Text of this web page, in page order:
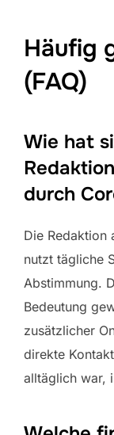
Häufig
(FAQ)
Wie hat
durch
Die Redaktion
nutzt tägliche
Abstimmung.
Bedeutung
zusätzlicher
direkte
alltäglich war,